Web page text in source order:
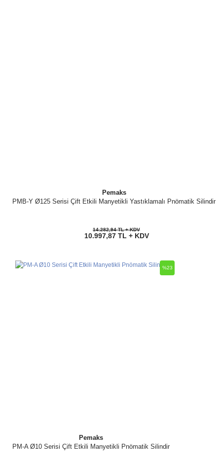
Pemaks
PMB-Y Ø125 Serisi Çift Etkili Manyetikli Yastıklamalı Pnömatik Silindir
14.282,94 TL + KDV
10.997,87 TL + KDV
Pemaks
PM-A Ø10 Serisi Çift Etkili Manyetikli Pnömatik Silindir
%23